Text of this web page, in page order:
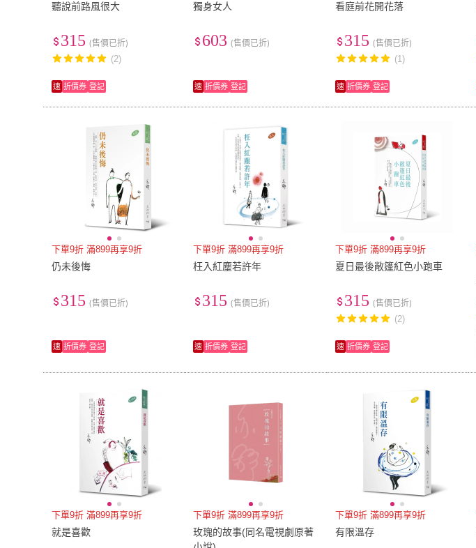
聽說前路風很大
315 (售價已折)
(2)
速 折價券 登記
獨身女人
603 (售價已折)
速 折價券 登記
看庭前花開花落
315 (售價已折)
(1)
速 折價券 登記
下單9折 滿899再享9折
仍未後悔
315 (售價已折)
速 折價券 登記
下單9折 滿899再享9折
枉入紅塵若許年
315 (售價已折)
速 折價券 登記
下單9折 滿899再享9折
夏日最後敞篷紅色小跑車
315 (售價已折)
(2)
速 折價券 登記
下單9折 滿899再享9折
就是喜歡
下單9折 滿899再享9折
玫瑰的故事(同名電視劇原著
下單9折 滿899再享9折
有限溫存